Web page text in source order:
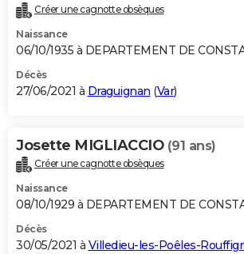
Créer une cagnotte obsèques
Naissance
06/10/1935 à DEPARTEMENT DE
Décès
27/06/2021 à Draguignan (Var)
Josette MIGLIACCIO (91 ans)
Créer une cagnotte obsèques
Naissance
08/10/1929 à DEPARTEMENT DE
Décès
30/05/2021 à Villedieu-les-Poêles-